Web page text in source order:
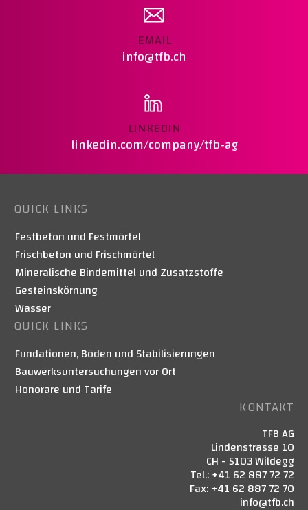
EMAIL
info@tfb.ch
LINKEDIN
linkedin.com/company/tfb-ag
QUICK LINKS
Festbeton und Festmörtel
Frischbeton und Frischmörtel
Mineralische Bindemittel und Zusatzstoffe
Gesteinskörnung
Wasser
QUICK LINKS
Fundationen, Böden und Stabilisierungen
Bauwerksuntersuchungen vor Ort
Honorare und Tarife
KONTAKT
TFB AG
Lindenstrasse 10
CH - 5103 Wildegg
Tel.: +41 62 887 72 72
Fax: +41 62 887 72 70
info@tfb.ch